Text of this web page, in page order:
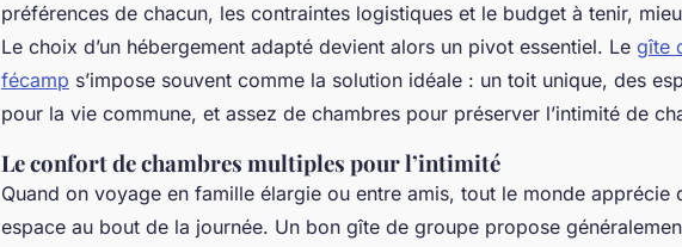
préférences de chacun, les contraintes logistiques et le budget à tenir,
Le choix d’un hébergement adapté devient alors un pivot essentiel. Le gîte
fécamp s’impose souvent comme la solution idéale : un toit unique, des
pour la vie commune, et assez de chambres pour préserver l’intimité de
Le confort de chambres multiples pour l’intimité
Quand on voyage en famille élargie ou entre amis, tout le monde apprécie
espace au bout de la journée. Un bon gîte de groupe propose